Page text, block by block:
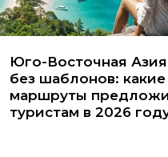
Юго-Восточная Азия
без шаблонов: какие
маршруты
туристам в 2026